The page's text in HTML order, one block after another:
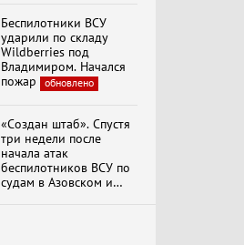
Г.А. Зюганова,
Председателя ЦК
КПРФ Руководителя
фракции КПРФ в
Государственной Думе
РФ (28.07.2026)
Документальный
фильм "Империализм и
Бить смелее!
В.Баранец, В.Дандыкин,
А.Матвийчук, К.Сивков
Степногорска
Беспилотники ВСУ
ударили по складу
Wildberries под
Владимиром. Начался
пожар
обновлено
«Создан штаб». Спустя
три недели после
начала атак
беспилотников ВСУ по
судам в Азовском и